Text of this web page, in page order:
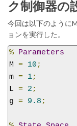
ク制御器の
今回は以下のように
ョンを実行した。
% Parameters
M = 10;
m = 1;
L = 2;
g = 9.8;